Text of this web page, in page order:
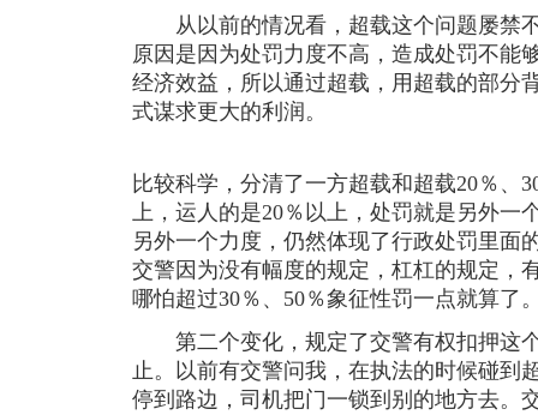
从以前的情况看，超载这个问题屡禁
原因是因为处罚力度不高，造成处罚不能
经济效益，所以通过超载，用超载的部分
式谋求更大的利润。
比较科学，分清了一方超载和超载20％、
上，运人的是20％以上，处罚就是另外一
另外一个力度，仍然体现了行政处罚里面
交警因为没有幅度的规定，杠杠的规定，
哪怕超过30％、50％象征性罚一点就算了
第二个变化，规定了交警有权扣押这
止。以前有交警问我，在执法的时候碰到
停到路边，司机把门一锁到别的地方去。